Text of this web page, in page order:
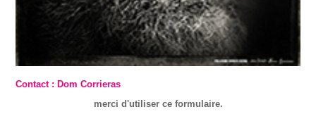
Contact : Dom Corrieras
merci d'utiliser ce formulaire.